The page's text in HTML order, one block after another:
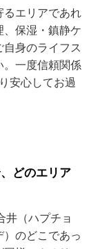
るエリアであれ
保湿・鎮静ケ
身のライフス
。一度信頼関係
安心してお過
どのエリア
井（ハプチョ
のどこであっ